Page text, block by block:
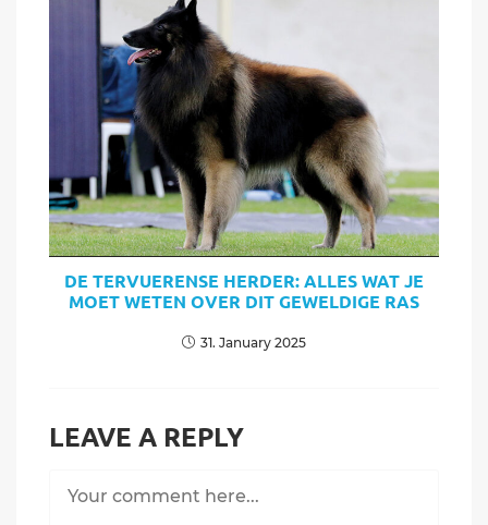
DE TERVUERENSE HERDER: ALLES WAT JE
MOET WETEN OVER DIT GEWELDIGE RAS
31. January 2025
LEAVE A REPLY